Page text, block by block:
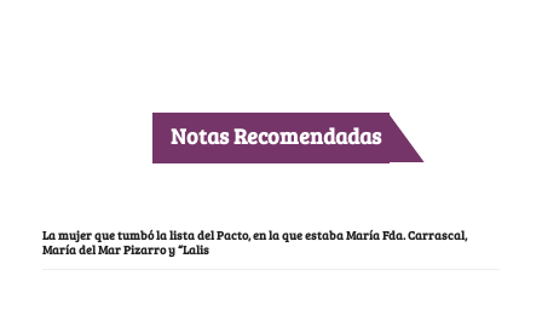
Notas Recomendadas
La mujer que tumbó la lista del Pacto, en la que estaba María Fda. Carrascal,
María del Mar Pizarro y “Lalis